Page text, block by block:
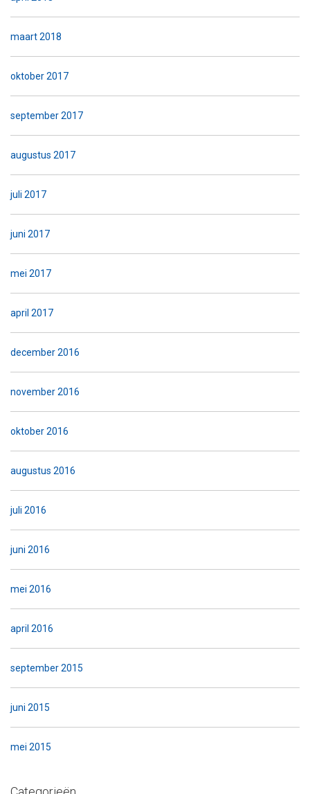
maart 2018
oktober 2017
september 2017
augustus 2017
juli 2017
juni 2017
mei 2017
april 2017
december 2016
november 2016
oktober 2016
augustus 2016
juli 2016
juni 2016
mei 2016
april 2016
september 2015
juni 2015
mei 2015